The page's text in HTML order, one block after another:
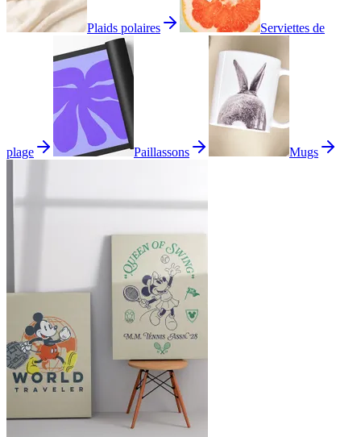
Plaids polaires Serviettes de
plage Paillassons Mugs